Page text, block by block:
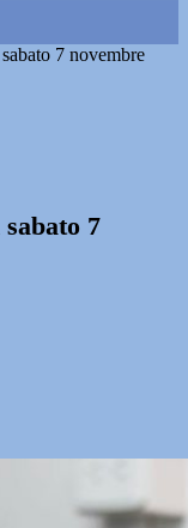
7 novembre
7